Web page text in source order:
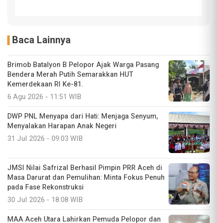
Baca Lainnya
Brimob Batalyon B Pelopor Ajak Warga Pasang
Bendera Merah Putih Semarakkan HUT
Kemerdekaan RI Ke-81.
6 Agu 2026 - 11:51 WIB
DWP PNL Menyapa dari Hati: Menjaga Senyum,
Menyalakan Harapan Anak Negeri
31 Jul 2026 - 09:03 WIB
JMSI Nilai Safrizal Berhasil Pimpin PRR Aceh di
Masa Darurat dan Pemulihan: Minta Fokus Penuh
pada Fase Rekonstruksi
30 Jul 2026 - 18:08 WIB
MAA Aceh Utara Lahirkan Pemuda Pelopor dan